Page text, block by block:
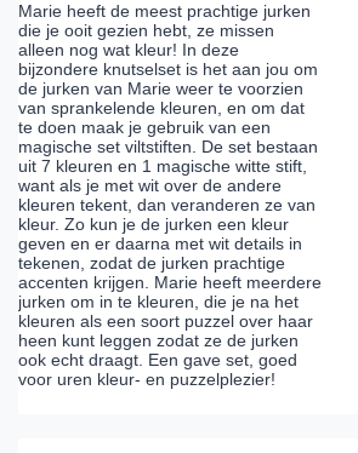
Marie heeft de meest prachtige jurken
die je ooit gezien hebt, ze missen
alleen nog wat kleur! In deze
bijzondere knutselset is het aan jou om
de jurken van Marie weer te voorzien
van sprankelende kleuren, en om dat
te doen maak je gebruik van een
magische set viltstiften. De set bestaan
uit 7 kleuren en 1 magische witte stift,
want als je met wit over de andere
kleuren tekent, dan veranderen ze van
kleur. Zo kun je de jurken een kleur
geven en er daarna met wit details in
tekenen, zodat de jurken prachtige
accenten krijgen. Marie heeft meerdere
jurken om in te kleuren, die je na het
kleuren als een soort puzzel over haar
heen kunt leggen zodat ze de jurken
ook echt draagt. Een gave set, goed
voor uren kleur- en puzzelplezier!